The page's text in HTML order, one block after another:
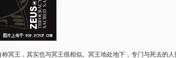
冥王，其实也与冥王很相似。冥王地处地下，专门与死去的